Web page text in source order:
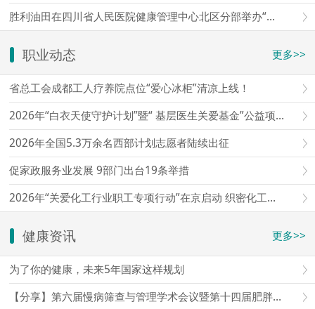
胜利油田在四川省人民医院健康管理中心北区分部举办“爱心护航老石油”健康查体座谈会
职业动态 更多>>
省总工会成都工人疗养院点位“爱心冰柜”清凉上线！
2026年“白衣天使守护计划”暨“ 基层医生关爱基金”公益项目启动仪式在京举行
2026年全国5.3万余名西部计划志愿者陆续出征
促家政服务业发展 9部门出台19条举措
2026年“关爱化工行业职工专项行动”在京启动 织密化工行业职工权益维护“防护网”
健康资讯 更多>>
为了你的健康，未来5年国家这样规划
【分享】第六届慢病筛查与管理学术会议暨第十四届肥胖与体重管理学术会议暨第四届星海论健